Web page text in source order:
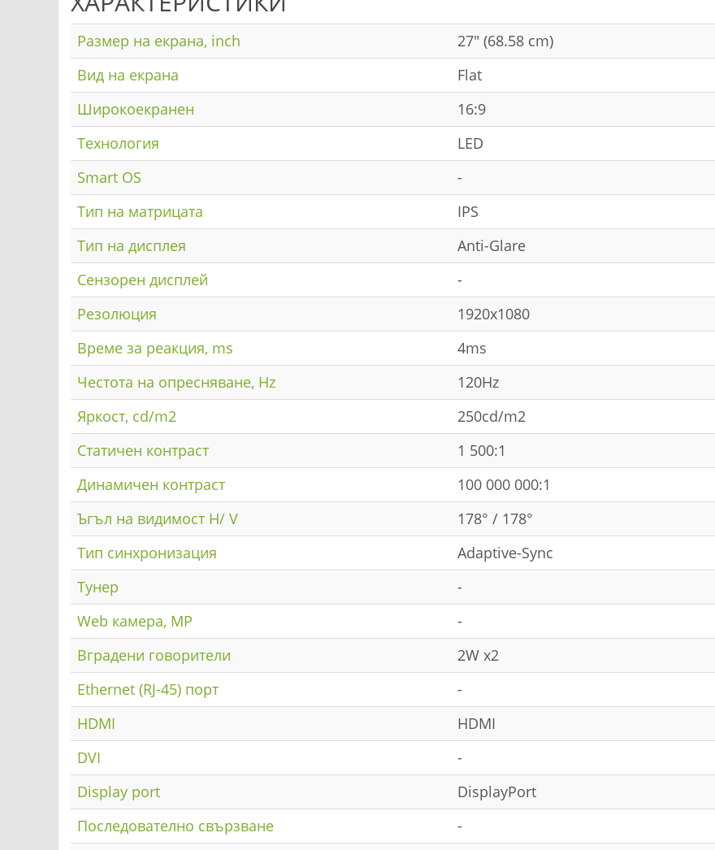
Размер на екрана, inch
27" (68.58 cm)
Вид на екрана
Flat
Широкоекранен
16:9
Технология
LED
Smart OS
-
Тип на матрицата
IPS
Тип на дисплея
Anti-Glare
Сензорен дисплей
-
Резолюция
1920x1080
Време за реакция, ms
4ms
Честота на опресняване, Hz
120Hz
Яркост, cd/m2
250cd/m2
Статичен контраст
1 500:1
Динамичен контраст
100 000 000:1
Ъгъл на видимост H/ V
178° / 178°
Тип синхронизация
Adaptive-Sync
Тунер
-
Web камера, MP
-
Вградени говорители
2W x2
Ethernet (RJ-45) порт
-
HDMI
HDMI
DVI
-
Display port
DisplayPort
Последователно свързване
-